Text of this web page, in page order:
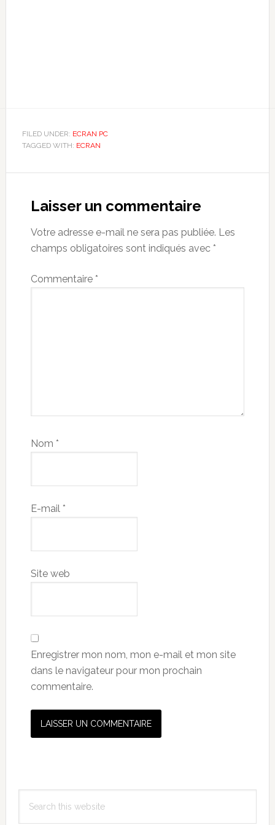
FILED UNDER: ECRAN PC
TAGGED WITH: ECRAN
Interactions
Laisser un commentaire
Votre adresse e-mail ne sera pas publiée. Les
champs obligatoires sont indiqués avec *
Commentaire *
Nom *
E-mail *
Site web
Enregistrer mon nom, mon e-mail et mon site
dans le navigateur pour mon prochain
commentaire.
Primary
Sidebar
this